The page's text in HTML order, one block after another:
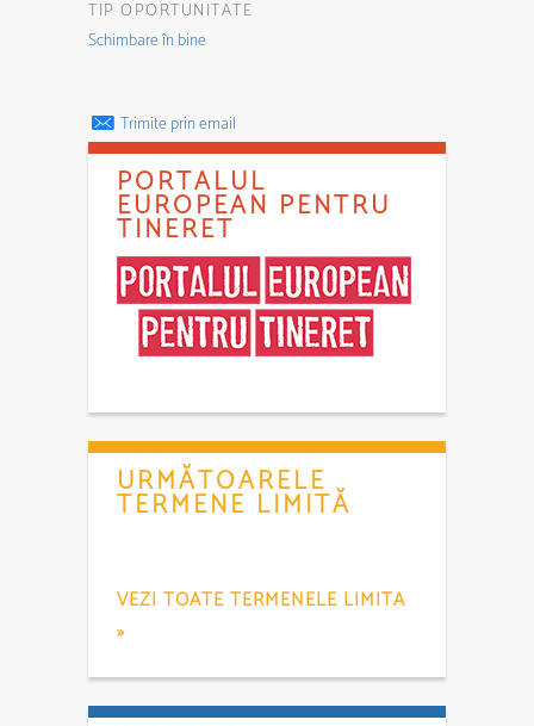
TIP OPORTUNITATE
Schimbare în bine
Trimite prin email
PORTALUL
EUROPEAN PENTRU
TINERET
URMĂTOARELE
TERMENE LIMITĂ
VEZI TOATE TERMENELE LIMITA
»